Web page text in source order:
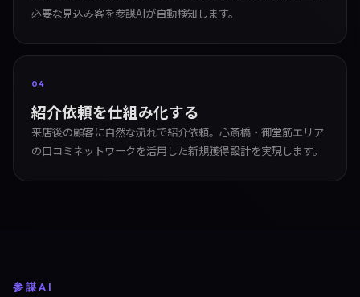
必要な見込み客を参謀AIが自動検知します。
04
紹介依頼を仕組み化する
来店後の顧客に自然な流れで紹介依頼。心斎橋・御堂筋エリア
の口コミネットワークを活用した新規獲得設計を実現します。
参謀AI